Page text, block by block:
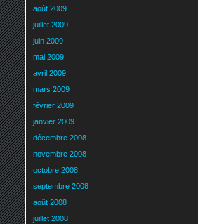
août 2009
juillet 2009
juin 2009
mai 2009
avril 2009
mars 2009
février 2009
janvier 2009
décembre 2008
novembre 2008
octobre 2008
septembre 2008
août 2008
juillet 2008